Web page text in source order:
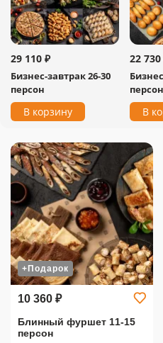
29 110 ₽
Бизнес-завтрак 26-30
персон
В корзину
22
персон
В
+Подарок
10 360 ₽
Блинный фуршет 11-15
персон